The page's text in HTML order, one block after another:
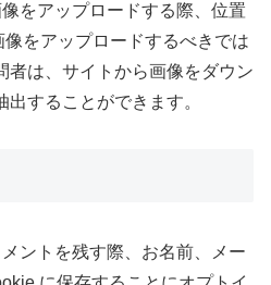
をアップロードする際、位置
をアップロードするべきでは
者は、サイトから画像をダウン
することができます。
ントを残す際、お名前、メー